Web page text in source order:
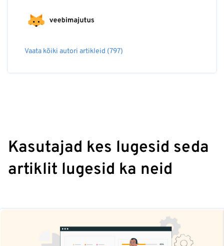
Vaata kõiki autori artikleid (797)
Kasutajad kes lugesid seda
artiklit lugesid ka neid